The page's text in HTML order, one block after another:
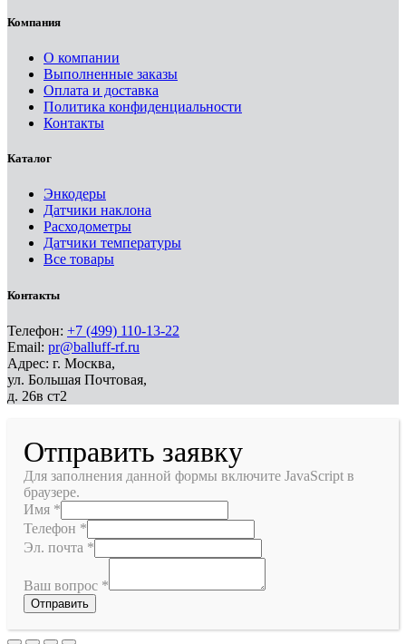
Компания
О компании
Выполненные заказы
Оплата и доставка
Политика конфиденциальности
Контакты
Каталог
Энкодеры
Датчики наклона
Расходометры
Датчики температуры
Все товары
Контакты
Телефон: +7 (499) 110-13-22
Email: pr@balluff-rf.ru
Адрес: г. Москва,
ул. Большая Почтовая,
д. 26в ст2
Отправить заявку
Для заполнения данной формы включите JavaScript в
браузере.
Имя *
Телефон *
Эл. почта *
Ваш вопрос *
Отправить